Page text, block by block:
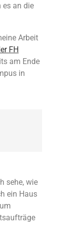
es an die
Arbeit
FH
am Ende
in
sehe, wie
ein Haus